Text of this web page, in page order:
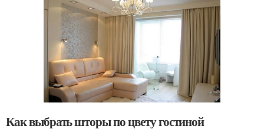
Как выбрать шторы по цвету гостиной